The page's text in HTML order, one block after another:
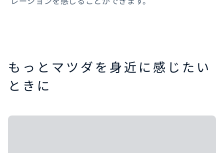
もっとマツダを身近に感じたい
ときに